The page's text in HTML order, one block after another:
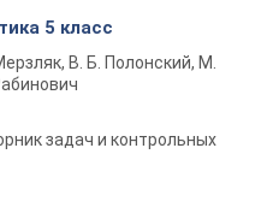
5 класс
В. Б. Полонский, М.
задач и контрольных